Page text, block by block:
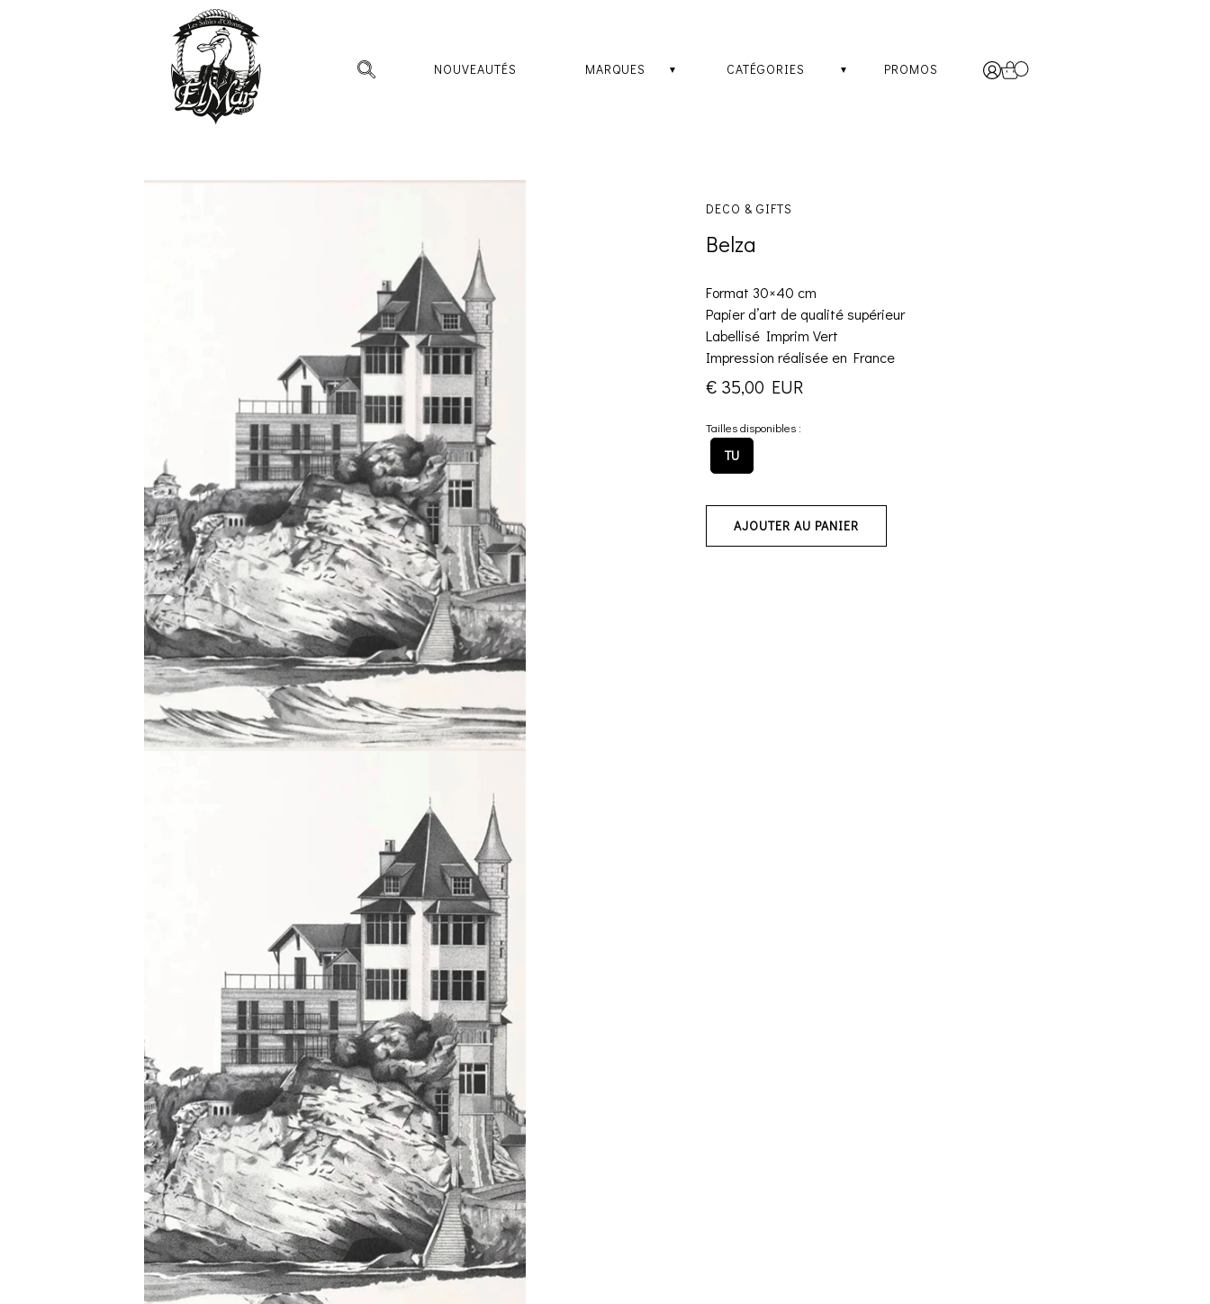
NOUVEAUTÉS MARQUES CATÉGORIES PROMOS
DECO & GIFTS
Belza
Format 30×40 cm
Papier d’art de qualité supérieur
Labellisé Imprim Vert
Impression réalisée en France
€ 35,00 EUR
Tailles disponibles :
TU
AJOUTER AU PANIER